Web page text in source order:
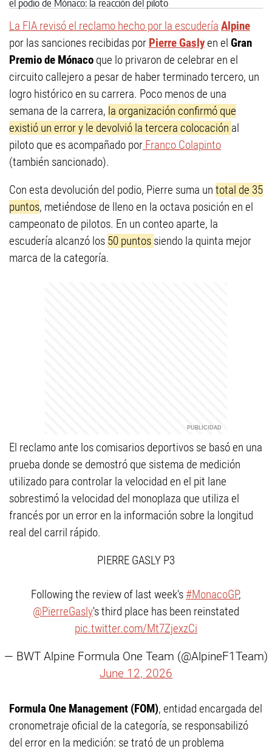
La FIA revisó el reclamo hecho por la escudería Alpine
por las sanciones recibidas por Pierre Gaslyen el Gran
Premio de Mónaco que lo privaron de celebrar en el
circuito callejero a pesar de haber terminado tercero, un
logro histórico en su carrera. Poco menos de una
semana de la carrera, la organización confirmó que
existió un error y le devolvió la tercera colocación al
piloto que es acompañado por Franco Colapinto
(también sancionado).
Con esta devolución del podio, Pierre suma un total de 35
puntos, metiéndose de lleno en la octava posición en el
campeonato de pilotos. En un conteo aparte, la
escudería alcanzó los 50 puntos siendo la quinta mejor
marca de la categoría.
El reclamo ante los comisarios deportivos se basó en una
prueba donde se demostró que sistema de medición
utilizado para controlar la velocidad en el pit lane
sobrestimó la velocidad del monoplaza que utiliza el
francés por un error en la información sobre la longitud
real del carril rápido.
PIERRE GASLY P3
Following the review of last week's #MonacoGP,
@PierreGasly's third place has been reinstated
pic.twitter.com/Mt7ZjexzCi
— BWT Alpine Formula One Team (@AlpineF1Team)
June 12, 2026
Formula One Management (FOM), entidad encargada del
cronometraje oficial de la categoría, se responsabilizó
del error en la medición: se trató de un problema